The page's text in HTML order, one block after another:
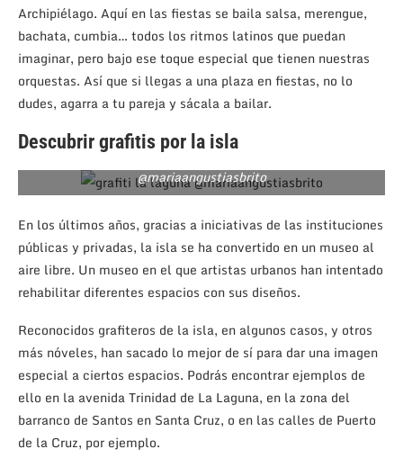
Archipiélago. Aquí en las fiestas se baila salsa, merengue,
bachata, cumbia… todos los ritmos latinos que puedan
imaginar, pero bajo ese toque especial que tienen nuestras
orquestas. Así que si llegas a una plaza en fiestas, no lo
dudes, agarra a tu pareja y sácala a bailar.
Descubrir grafitis por la isla
@mariaangustiasbrito
En los últimos años, gracias a iniciativas de las instituciones
públicas y privadas, la isla se ha convertido en un museo al
aire libre. Un museo en el que artistas urbanos han intentado
rehabilitar diferentes espacios con sus diseños.
Reconocidos grafiteros de la isla, en algunos casos, y otros
más nóveles, han sacado lo mejor de sí para dar una imagen
especial a ciertos espacios. Podrás encontrar ejemplos de
ello en la avenida Trinidad de La Laguna, en la zona del
barranco de Santos en Santa Cruz, o en las calles de Puerto
de la Cruz, por ejemplo.